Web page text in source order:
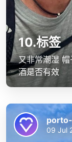
10.标签
又非常潮湿
酒是否有效
09 Jul